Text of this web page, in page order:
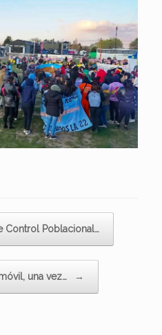
Control Poblacional…
una vez… →